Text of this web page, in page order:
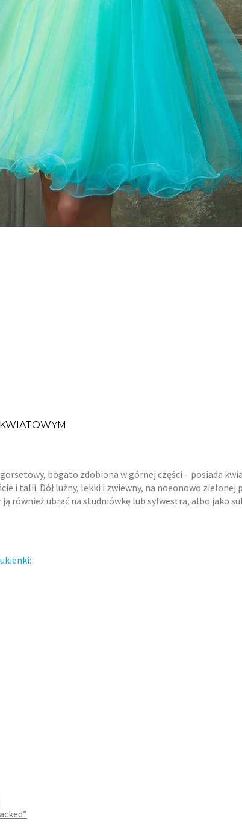
bogato zdobiona w górnej części – posiada
i talii. Dół luźny, lekki i zwiewny, na noeonowo zielonej
również ubrać na studniówkę lub sylwestra, albo jako
: